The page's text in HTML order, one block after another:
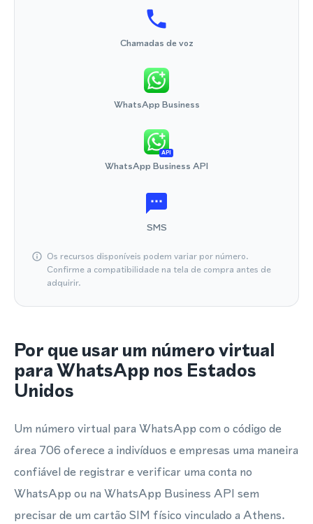
Chamadas de voz
WhatsApp Business
API
WhatsApp Business API
SMS
Os recursos disponíveis podem variar por número.
Confirme a compatibilidade na tela de compra antes de
adquirir.
Por que usar um número virtual
para WhatsApp nos Estados
Unidos
Um número virtual para WhatsApp com o código de
área 706 oferece a indivíduos e empresas uma maneira
confiável de registrar e verificar uma conta no
WhatsApp ou na WhatsApp Business API sem
precisar de um cartão SIM físico vinculado a Athens.